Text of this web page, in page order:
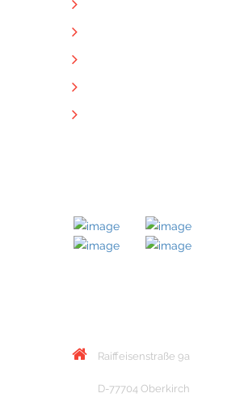
Raiffeisenstraße 9a
D-77704 Oberkirch